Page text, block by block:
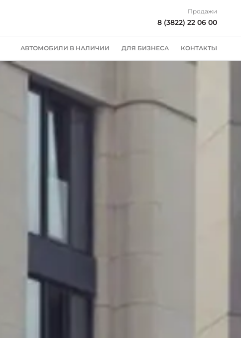
Продажи
8 (3822) 22 06 00
АВТОМОБИЛИ В НАЛИЧИИ ДЛЯ БИЗНЕСА КОНТАКТЫ